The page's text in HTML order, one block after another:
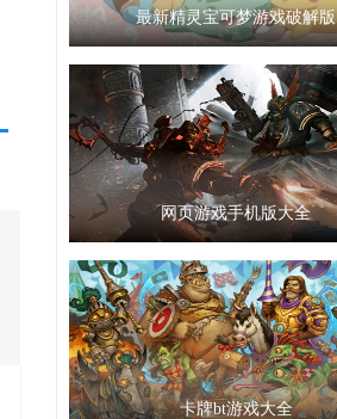
最新精灵宝可梦游戏破解版
网页游戏手机版大全
卡牌bt游戏大全